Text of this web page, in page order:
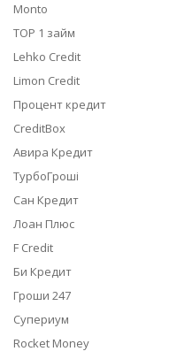
Monto
TOP 1 займ
Lehko Credit
Limon Credit
Процент кредит
CreditBox
Авира Кредит
ТурбоГроші
Сан Кредит
Лоан Плюс
F Credit
Би Кредит
Гроши 247
Супериум
Rocket Money